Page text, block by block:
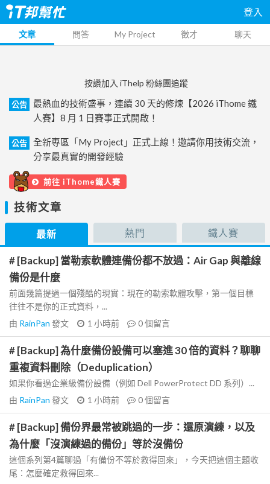
登入
文章 問答 My Project 徵才 聊天
按讚加入 iThelp 粉絲團追蹤
公告
最熱血的技術盛事，連續 30 天的修煉【2026 iThome 鐵
人賽】8 月 1 日賽事正式開啟！
公告
全新專區「My Project」正式上線！邀請你用技術交流，
分享最真實的開發經驗
前往 iThome鐵人賽
技術文章
最新 熱門 鐵人賽
# [Backup] 當勒索軟體連備份都不放過：Air Gap 與離線
備份是什麼
前面幾篇提過一個殘酷的現實：現在的勒索軟體攻擊，第一個目標
往往不是你的正式資料，...
由 RainPan 發文 1 小時前 0個留言
# [Backup] 為什麼備份設備可以塞進 30 倍的資料？聊聊
重複資料刪除（Deduplication）
如果你看過企業級備份設備（例如 Dell PowerProtect DD 系列）...
由 RainPan 發文 1 小時前 0個留言
# [Backup] 備份界最常被跳過的一步：還原演練，以及
為什麼「沒演練過的備份」等於沒備份
這個系列第4篇聊過「有備份不等於救得回來」，今天把這個主題收
尾：怎麼確定救得回來...